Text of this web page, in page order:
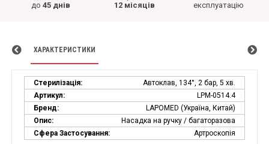
до 45 днів
12 місяців
експлуатацію
ХАРАКТЕРИСТИКИ
Стерилізація:
Автоклав, 134°, 2 бар, 5 хв.
Артикул:
LPM-0514.4
Бренд:
LAPOMED (Україна, Китай)
Опис:
Насадка на ручку / багаторазова
Сфера Застосування:
Артроскопія